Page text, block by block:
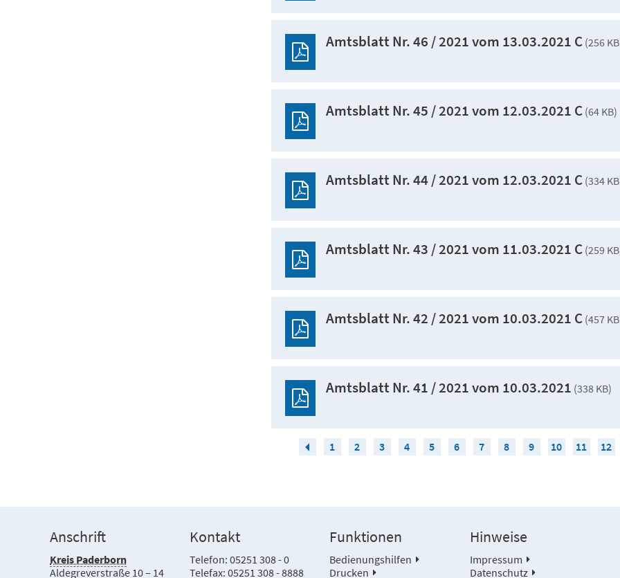
Amtsblatt Nr. 46 / 2021 vom 13.03.2021 C (256
Amtsblatt Nr. 45 / 2021 vom 12.03.2021 C (64 KB)
Amtsblatt Nr. 44 / 2021 vom 12.03.2021 C (334
Amtsblatt Nr. 43 / 2021 vom 11.03.2021 C (259
Amtsblatt Nr. 42 / 2021 vom 10.03.2021 C (457
Amtsblatt Nr. 41 / 2021 vom 10.03.2021 (338 KB)
1 2 3 4 5 6 7 8 9 10 11 12
Anschrift
Kreis Paderborn
Aldegreverstraße 10 – 14
Kontakt
Telefon: 05251 308 - 0
Telefax: 05251 308 - 8888
Funktionen
Bedienungshilfen
Drucken
Hinweise
Impressum
Datenschutz